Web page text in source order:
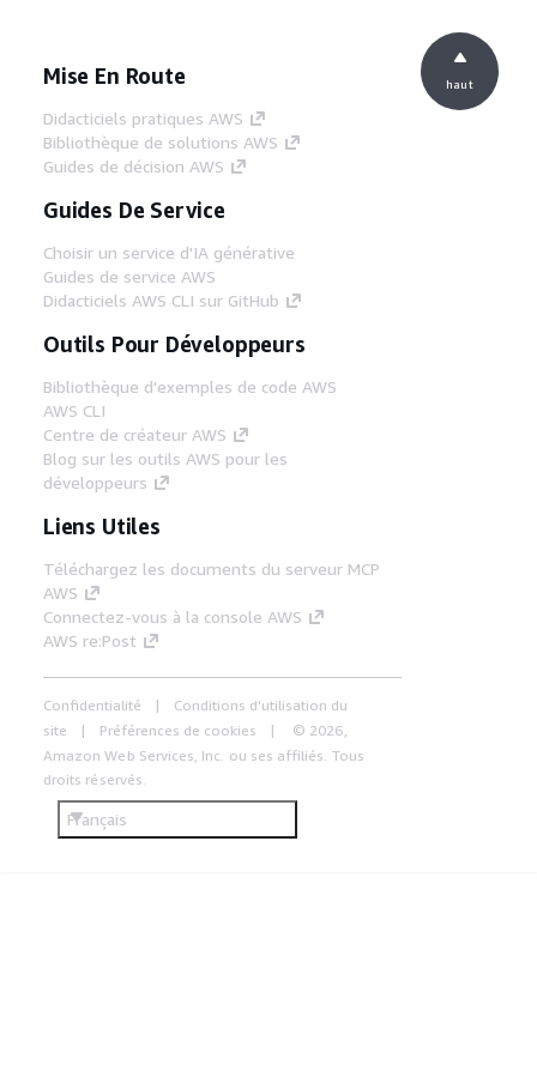
Mise En Route
Didacticiels pratiques AWS
Bibliothèque de solutions AWS
Guides de décision AWS
Guides De Service
Choisir un service d'IA générative
Guides de service AWS
Didacticiels AWS CLI sur GitHub
Outils Pour Développeurs
Bibliothèque d'exemples de code AWS
AWS CLI
Centre de créateur AWS
Blog sur les outils AWS pour les
développeurs
Liens Utiles
Téléchargez les documents du serveur MCP
AWS
Connectez-vous à la console AWS
AWS re:Post
Confidentialité
Conditions d'utilisation du
site
Préférences de cookies
© 2026,
Amazon Web Services, Inc. ou ses affiliés. Tous
droits réservés.
Français
haut